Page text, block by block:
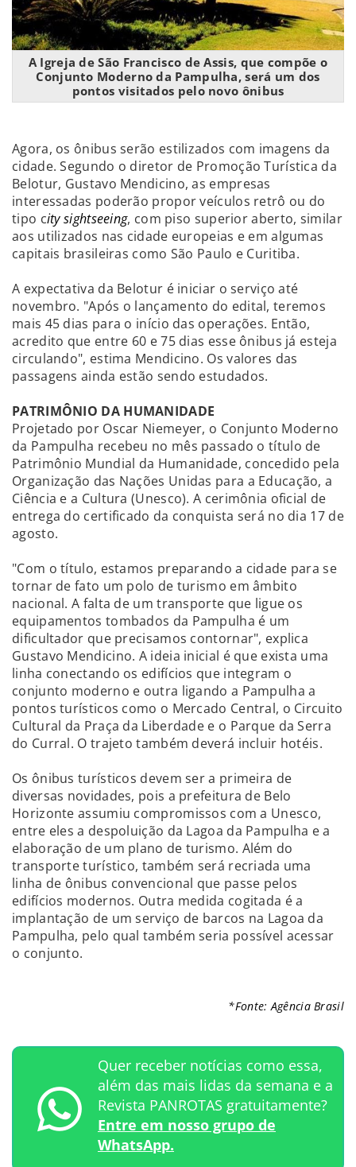
A Igreja de São Francisco de Assis, que compõe o
Conjunto Moderno da Pampulha, será um dos
pontos visitados pelo novo ônibus
Agora, os ônibus serão estilizados com imagens da
cidade. Segundo o diretor de Promoção Turística da
Belotur, Gustavo Mendicino, as empresas
interessadas poderão propor veículos retrô ou do
tipo city sightseeing, com piso superior aberto, similar
aos utilizados nas cidade europeias e em algumas
capitais brasileiras como São Paulo e Curitiba.
A expectativa da Belotur é iniciar o serviço até
novembro. "Após o lançamento do edital, teremos
mais 45 dias para o início das operações. Então,
acredito que entre 60 e 75 dias esse ônibus já esteja
circulando", estima Mendicino. Os valores das
passagens ainda estão sendo estudados.
PATRIMÔNIO DA HUMANIDADE
Projetado por Oscar Niemeyer, o Conjunto Moderno
da Pampulha recebeu no mês passado o título de
Patrimônio Mundial da Humanidade, concedido pela
Organização das Nações Unidas para a Educação, a
Ciência e a Cultura (Unesco). A cerimônia oficial de
entrega do certificado da conquista será no dia 17 de
agosto.
"Com o título, estamos preparando a cidade para se
tornar de fato um polo de turismo em âmbito
nacional. A falta de um transporte que ligue os
equipamentos tombados da Pampulha é um
dificultador que precisamos contornar", explica
Gustavo Mendicino. A ideia inicial é que exista uma
linha conectando os edifícios que integram o
conjunto moderno e outra ligando a Pampulha a
pontos turísticos como o Mercado Central, o Circuito
Cultural da Praça da Liberdade e o Parque da Serra
do Curral. O trajeto também deverá incluir hotéis.
Os ônibus turísticos devem ser a primeira de
diversas novidades, pois a prefeitura de Belo
Horizonte assumiu compromissos com a Unesco,
entre eles a despoluição da Lagoa da Pampulha e a
elaboração de um plano de turismo. Além do
transporte turístico, também será recriada uma
linha de ônibus convencional que passe pelos
edifícios modernos. Outra medida cogitada é a
implantação de um serviço de barcos na Lagoa da
Pampulha, pelo qual também seria possível acessar
o conjunto.
*Fonte: Agência Brasil
Quer receber notícias como essa,
além das mais lidas da semana e a
Revista PANROTAS gratuitamente?
Entre em nosso grupo de
WhatsApp.